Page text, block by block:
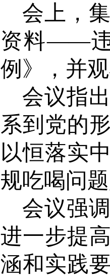
会上，
资料——违
例》，并
会议指
系到党的
以恒落实
规吃喝问
会议强
进一步提
涵和实践